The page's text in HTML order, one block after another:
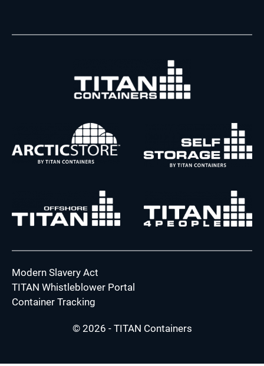
Modern Slavery Act
TITAN Whistleblower Portal
Container Tracking
© 2026 - TITAN Containers